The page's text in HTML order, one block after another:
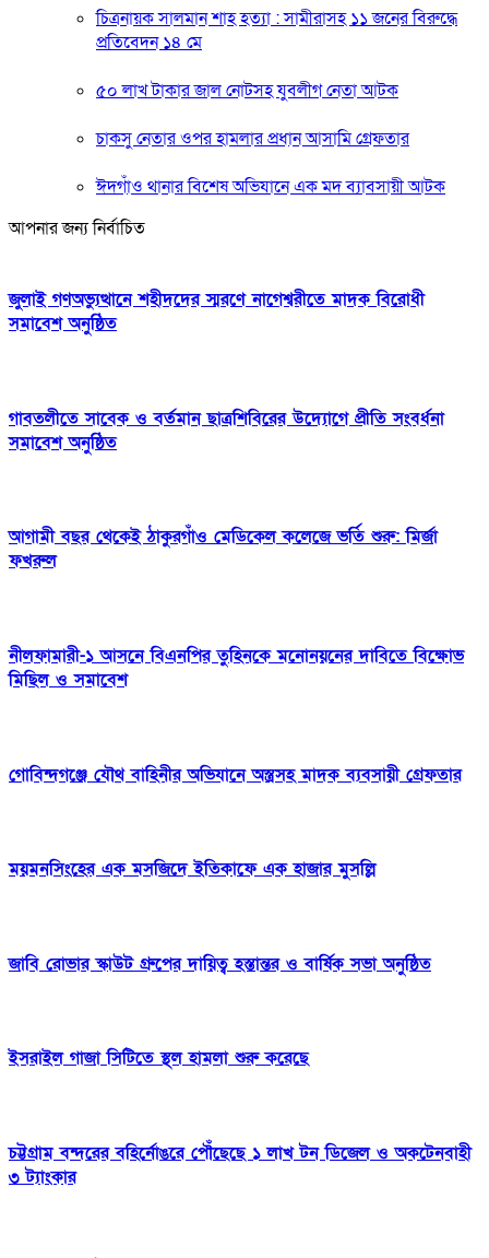
চিত্রনায়ক সালমান শাহ হত্যা : সামীরাসহ ১১ জনের বিরুদ্ধে
প্রতিবেদন ১৪ মে
৫০ লাখ টাকার জাল নোটসহ যুবলীগ নেতা আটক
চাকসু নেতার ওপর হামলার প্রধান আসামি গ্রেফতার
ঈদগাঁও থানার বিশেষ অভিযানে এক মদ ব্যাবসায়ী আটক
আপনার জন্য নির্বাচিত
জুলাই গণঅভ্যুত্থানে শহীদদের স্মরণে নাগেশ্বরীতে মাদক বিরোধী
সমাবেশ অনুষ্ঠিত
গাবতলীতে সাবেক ও বর্তমান ছাত্রশিবিরের উদ্যোগে প্রীতি সংবর্ধনা
সমাবেশ অনুষ্ঠিত
আগামী বছর থেকেই ঠাকুরগাঁও মেডিকেল কলেজে ভর্তি শুরু: মির্জা
ফখরুল
নীলফামারী-১ আসনে বিএনপির তুহিনকে মনোনয়নের দাবিতে বিক্ষোভ
মিছিল ও সমাবেশ
গোবিন্দগঞ্জে যৌথ বাহিনীর অভিযানে অস্ত্রসহ মাদক ব্যবসায়ী গ্রেফতার
ময়মনসিংহের এক মসজিদে ইতিকাফে এক হাজার মুসল্লি
জাবি রোভার স্কাউট গ্রুপের দায়িত্ব হস্তান্তর ও বার্ষিক সভা অনুষ্ঠিত
ইসরাইল গাজা সিটিতে স্থল হামলা শুরু করেছে
চট্টগ্রাম বন্দরের বহির্নোঙরে পৌঁছেছে ১ লাখ টন ডিজেল ও অকটেনবাহী
৩ ট্যাংকার